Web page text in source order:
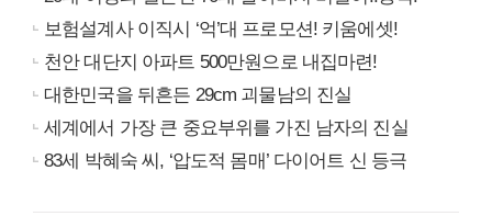
보험설계사 이직시 ‘억’대 프로모션! 키움에셋!
천안 대단지 아파트 500만원으로 내집마련!
대한민국을 뒤흔든 29cm 괴물남의 진실
세계에서 가장 큰 중요부위를 가진 남자의 진실
83세 박혜숙 씨, ‘압도적 몸매’ 다이어트 신 등극